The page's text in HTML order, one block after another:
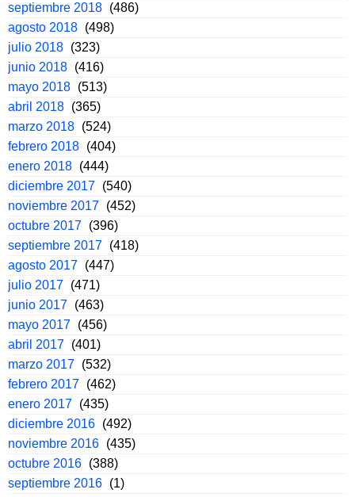
septiembre 2018 (486)
agosto 2018 (498)
julio 2018 (323)
junio 2018 (416)
mayo 2018 (513)
abril 2018 (365)
marzo 2018 (524)
febrero 2018 (404)
enero 2018 (444)
diciembre 2017 (540)
noviembre 2017 (452)
octubre 2017 (396)
septiembre 2017 (418)
agosto 2017 (447)
julio 2017 (471)
junio 2017 (463)
mayo 2017 (456)
abril 2017 (401)
marzo 2017 (532)
febrero 2017 (462)
enero 2017 (435)
diciembre 2016 (492)
noviembre 2016 (435)
octubre 2016 (388)
septiembre 2016 (1)